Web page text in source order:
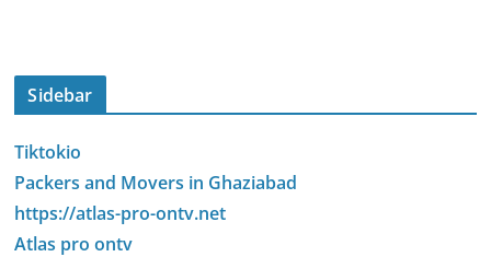
Sidebar
Tiktokio
Packers and Movers in Ghaziabad
https://atlas-pro-ontv.net
Atlas pro ontv